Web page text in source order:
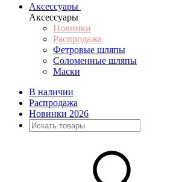
Аксессуары
Аксессуары
Новинки
Распродажа
Фетровые шляпы
Соломенные шляпы
Маски
В наличии
Распродажа
Новинки 2026